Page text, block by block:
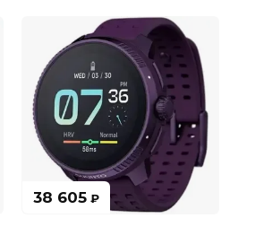
38 605 ₽